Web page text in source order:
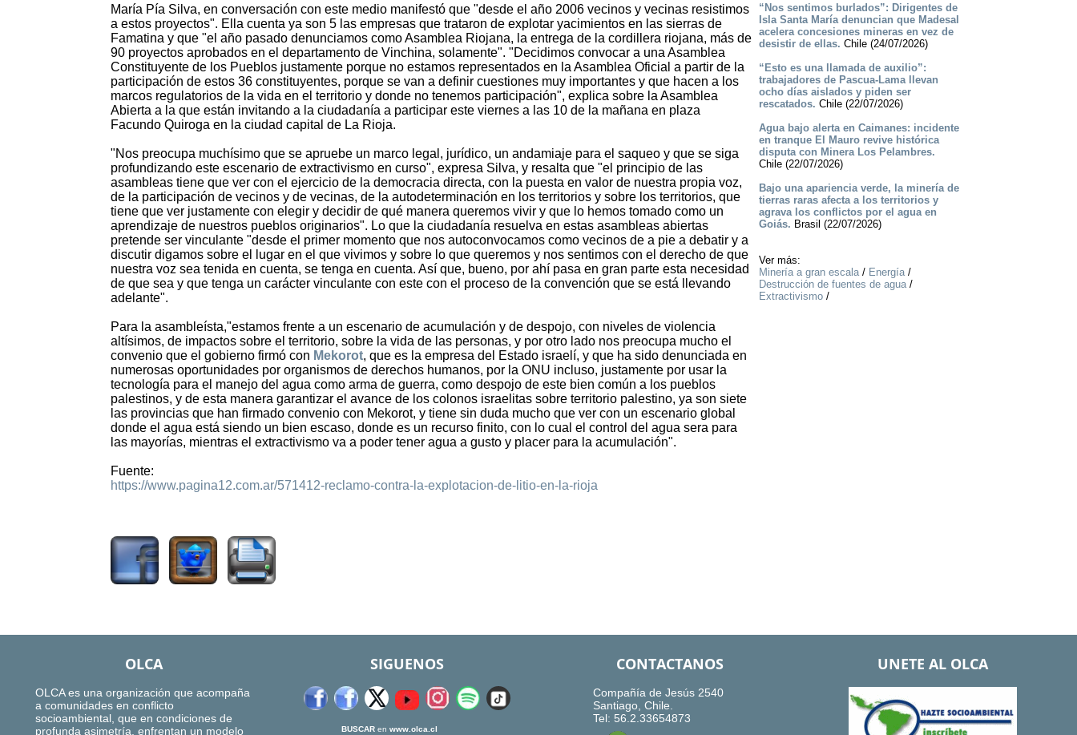
María Pía Silva, en conversación con este medio manifestó que "desde el año 2006 vecinos y vecinas resistimos
a estos proyectos". Ella cuenta ya son 5 las empresas que trataron de explotar yacimientos en las sierras de
Famatina y que "el año pasado denunciamos como Asamblea Riojana, la entrega de la cordillera riojana, más de
90 proyectos aprobados en el departamento de Vinchina, solamente". "Decidimos convocar a una Asamblea
Constituyente de los Pueblos justamente porque no estamos representados en la Asamblea Oficial a partir de la
participación de estos 36 constituyentes, porque se van a definir cuestiones muy importantes y que hacen a los
marcos regulatorios de la vida en el territorio y donde no tenemos participación", explica sobre la Asamblea
Abierta a la que están invitando a la ciudadanía a participar este viernes a las 10 de la mañana en plaza
Facundo Quiroga en la ciudad capital de La Rioja.
"Nos preocupa muchísimo que se apruebe un marco legal, jurídico, un andamiaje para el saqueo y que se siga
profundizando este escenario de extractivismo en curso", expresa Silva, y resalta que "el principio de las
asambleas tiene que ver con el ejercicio de la democracia directa, con la puesta en valor de nuestra propia voz,
de la participación de vecinos y de vecinas, de la autodeterminación en los territorios y sobre los territorios, que
tiene que ver justamente con elegir y decidir de qué manera queremos vivir y que lo hemos tomado como un
aprendizaje de nuestros pueblos originarios". Lo que la ciudadanía resuelva en estas asambleas abiertas
pretende ser vinculante "desde el primer momento que nos autoconvocamos como vecinos de a pie a debatir y a
discutir digamos sobre el lugar en el que vivimos y sobre lo que queremos y nos sentimos con el derecho de que
nuestra voz sea tenida en cuenta, se tenga en cuenta. Así que, bueno, por ahí pasa en gran parte esta necesidad
de que sea y que tenga un carácter vinculante con este con el proceso de la convención que se está llevando
adelante".
Para la asambleísta,"estamos frente a un escenario de acumulación y de despojo, con niveles de violencia
altísimos, de impactos sobre el territorio, sobre la vida de las personas, y por otro lado nos preocupa mucho el
convenio que el gobierno firmó con Mekorot, que es la empresa del Estado israelí, y que ha sido denunciada en
numerosas oportunidades por organismos de derechos humanos, por la ONU incluso, justamente por usar la
tecnología para el manejo del agua como arma de guerra, como despojo de este bien común a los pueblos
palestinos, y de esta manera garantizar el avance de los colonos israelitas sobre territorio palestino, ya son siete
las provincias que han firmado convenio con Mekorot, y tiene sin duda mucho que ver con un escenario global
donde el agua está siendo un bien escaso, donde es un recurso finito, con lo cual el control del agua sera para
las mayorías, mientras el extractivismo va a poder tener agua a gusto y placer para la acumulación".
Fuente:
https://www.pagina12.com.ar/571412-reclamo-contra-la-explotacion-de-litio-en-la-rioja
“Nos sentimos burlados”: Dirigentes de
Isla Santa María denuncian que Madesal
acelera concesiones mineras en vez de
desistir de ellas. Chile (24/07/2026)
“Esto es una llamada de auxilio”:
trabajadores de Pascua-Lama llevan
ocho días aislados y piden ser
rescatados. Chile (22/07/2026)
Agua bajo alerta en Caimanes: incidente
en tranque El Mauro revive histórica
disputa con Minera Los Pelambres.
Chile (22/07/2026)
Bajo una apariencia verde, la minería de
tierras raras afecta a los territorios y
agrava los conflictos por el agua en
Goiás. Brasil (22/07/2026)
Ver más:
Minería a gran escala/ Energía/
Destrucción de fuentes de agua/
Extractivismo/
OLCA
OLCA es una organización que acompaña
a comunidades en conflicto
socioambiental, que en condiciones de
profunda asimetría, enfrentan un modelo
SIGUENOS
BUSCARen www.olca.cl
CONTACTANOS
Compañía de Jesús 2540
Santiago, Chile.
Tel: 56.2.33654873
UNETE AL OLCA